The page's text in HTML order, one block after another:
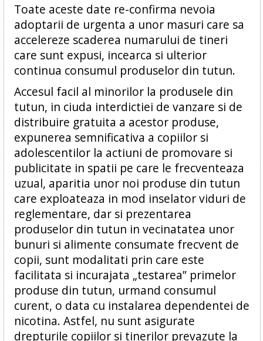
Toate aceste date re-confirma nevoia
adoptarii de urgenta a unor masuri care sa
accelereze scaderea numarului de tineri
care sunt expusi, incearca si ulterior
continua consumul produselor din tutun.
Accesul facil al minorilor la produsele din
tutun, in ciuda interdictiei de vanzare si de
distribuire gratuita a acestor produse,
expunerea semnificativa a copiilor si
adolescentilor la actiuni de promovare si
publicitate in spatii pe care le frecventeaza
uzual, aparitia unor noi produse din tutun
care exploateaza in mod inselator viduri de
reglementare, dar si prezentarea
produselor din tutun in vecinatatea unor
bunuri si alimente consumate frecvent de
copii, sunt modalitati prin care este
facilitata si incurajata „testarea” primelor
produse din tutun, urmand consumul
curent, o data cu instalarea dependentei de
nicotina. Astfel, nu sunt asigurate
drepturile copiilor si tinerilor prevazute la